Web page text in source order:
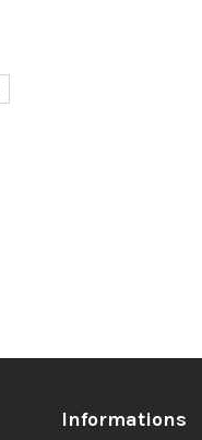
Informations